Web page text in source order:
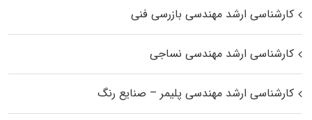
کارشناسی ارشد مهندسی بازرسی فنی
کارشناسی ارشد مهندسی نساجی
کارشناسی ارشد مهندسی پلیمر – صنایع رنگ